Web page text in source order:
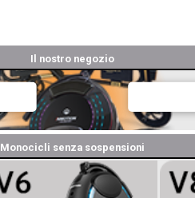
Il nostro negozio
Monocicli senza sospensioni